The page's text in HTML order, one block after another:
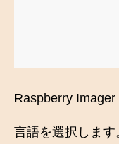
Raspberry Imager
言語を選択します